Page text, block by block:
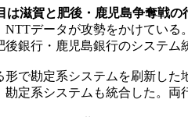
は滋賀と肥後・鹿児島争奪戦
データが攻勢をかけてい
銀行・鹿児島銀行のシステ
で勘定系システムを刷新した
勘定系システムも統合した。